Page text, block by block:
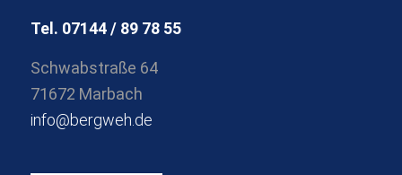
Tel. 07144 / 89 78 55
Schwabstraße 64
71672 Marbach
info@bergweh.de